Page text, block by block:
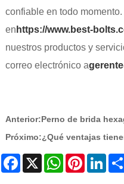
confiable en todo
en https://www.best-
nuestros productos y
correo electrónico a
Anterior:Perno de brida
Próximo:¿Qué ventajas
Facebook
X WhatsAppPinterest